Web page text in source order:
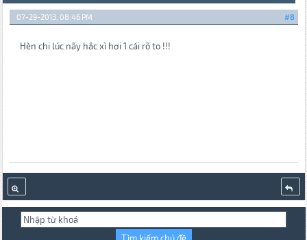
#8
07-29-2013, 08:46 PM
Hèn chi lúc nãy hắc xì hơi 1 cái rõ to !!!